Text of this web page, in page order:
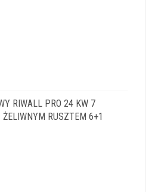
RIWALL PRO 24 KW 7
ŻELIWNYM RUSZTEM 6+1